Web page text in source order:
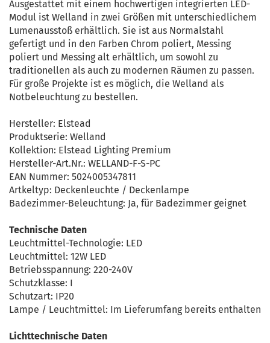
Ausgestattet mit einem hochwertigen integrierten LED-
Modul ist Welland in zwei Größen mit unterschiedlichem
Lumenausstoß erhältlich. Sie ist aus Normalstahl
gefertigt und in den Farben Chrom poliert, Messing
poliert und Messing alt erhältlich, um sowohl zu
traditionellen als auch zu modernen Räumen zu passen.
Für große Projekte ist es möglich, die Welland als
Notbeleuchtung zu bestellen.
Hersteller: Elstead
Produktserie: Welland
Kollektion: Elstead Lighting Premium
Hersteller-Art.Nr.: WELLAND-F-S-PC
EAN Nummer: 5024005347811
Artkeltyp: Deckenleuchte / Deckenlampe
Badezimmer-Beleuchtung: Ja, für Badezimmer geignet
Technische Daten
Leuchtmittel-Technologie: LED
Leuchtmittel: 12W LED
Betriebsspannung: 220-240V
Schutzklasse: I
Schutzart: IP20
Lampe / Leuchtmittel: Im Lieferumfang bereits enthalten
Lichttechnische Daten